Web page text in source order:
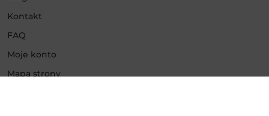
Kontakt
FAQ
Moje konto
Mapa strony